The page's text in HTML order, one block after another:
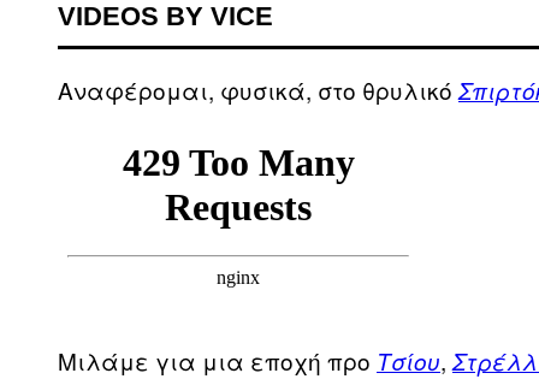
VIDEOS BY VICE
Αναφέρομαι, φυσικά, στο θρυλικό
Μιλάμε για μια εποχή προ Τσίου,